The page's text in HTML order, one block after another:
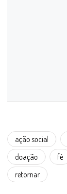
ação social
doação
fé
retornar